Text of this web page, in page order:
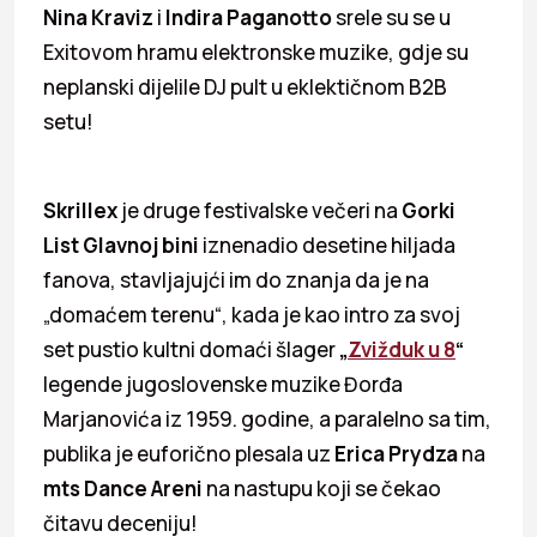
Nina Kraviz i Indira Paganottosrele su se u
Exitovom hramu elektronske muzike, gdje su
neplanski dijelile DJ pult u eklektičnom B2B
setu!
Skrillex je druge festivalske večeri na Gorki
List Glavnoj bini iznenadio desetine hiljada
fanova, stavljajujći im do znanja da je na
„domaćem terenu“, kada je kao intro za svoj
set pustio kultni domaći šlager„Zvižduk u 8“
legende jugoslovenske muzike Đorđa
Marjanovića iz 1959. godine, a paralelno sa tim,
publika je euforično plesala uz Erica Prydzana
mts Dance Areni na nastupu koji se čekao
čitavu deceniju!